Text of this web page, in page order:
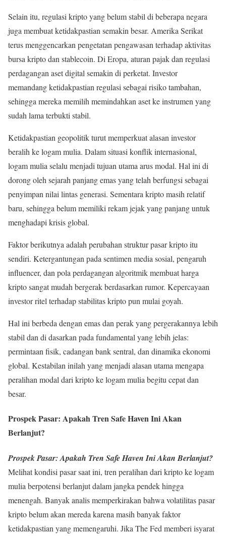
Selain itu, regulasi kripto yang belum stabil di beberapa negara
juga membuat ketidakpastian semakin besar. Amerika Serikat
terus menggencarkan pengetatan pengawasan terhadap aktivitas
bursa kripto dan stablecoin. Di Eropa, aturan pajak dan regulasi
perdagangan aset digital semakin di perketat. Investor
memandang ketidakpastian regulasi sebagai risiko tambahan,
sehingga mereka memilih memindahkan aset ke instrumen yang
sudah lama terbukti stabil.
Ketidakpastian geopolitik turut memperkuat alasan investor
beralih ke logam mulia. Dalam situasi konflik internasional,
logam mulia selalu menjadi tujuan utama arus modal. Hal ini di
dorong oleh sejarah panjang emas yang telah berfungsi sebagai
penyimpan nilai lintas generasi. Sementara kripto masih relatif
baru, sehingga belum memiliki rekam jejak yang panjang untuk
menghadapi krisis global.
Faktor berikutnya adalah perubahan struktur pasar kripto itu
sendiri. Ketergantungan pada sentimen media sosial, pengaruh
influencer, dan pola perdagangan algoritmik membuat harga
kripto sangat mudah bergerak berdasarkan rumor. Kepercayaan
investor ritel terhadap stabilitas kripto pun mulai goyah.
Hal ini berbeda dengan emas dan perak yang pergerakannya lebih
stabil dan di dasarkan pada fundamental yang lebih jelas:
permintaan fisik, cadangan bank sentral, dan dinamika ekonomi
global. Kestabilan inilah yang menjadi alasan utama mengapa
peralihan modal dari kripto ke logam mulia begitu cepat dan
besar.
Prospek Pasar: Apakah Tren Safe Haven Ini Akan
Berlanjut?
Prospek Pasar: Apakah Tren Safe Haven Ini Akan Berlanjut?
Melihat kondisi pasar saat ini, tren peralihan dari kripto ke logam
mulia berpotensi berlanjut dalam jangka pendek hingga
menengah. Banyak analis memperkirakan bahwa volatilitas pasar
kripto belum akan mereda karena masih banyak faktor
ketidakpastian yang memengaruhi. Jika The Fed memberi isyarat